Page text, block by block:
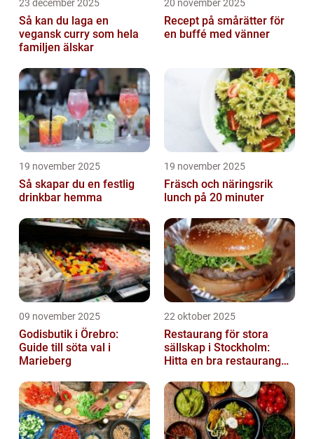
23 december 2025
Så kan du laga en
vegansk curry som hela
familjen älskar
20 november 2025
Recept på smårätter för
en buffé med vänner
19 november 2025
Så skapar du en festlig
drinkbar hemma
19 november 2025
Fräsch och näringsrik
lunch på 20 minuter
09 november 2025
Godisbutik i Örebro:
Guide till söta val i
Marieberg
22 oktober 2025
Restaurang för stora
sällskap i Stockholm:
Hitta en bra restaurang